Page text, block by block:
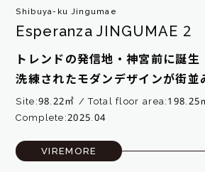
Shibuya-ku Jingumae
Esperanza JINGUMAE 2
トレンドの発信地・神宮前に誕生
洗練されたモダンデザインが街並
Site:98.22㎡
Total floor area:198.25
Complete:2025.04
VIREMORE